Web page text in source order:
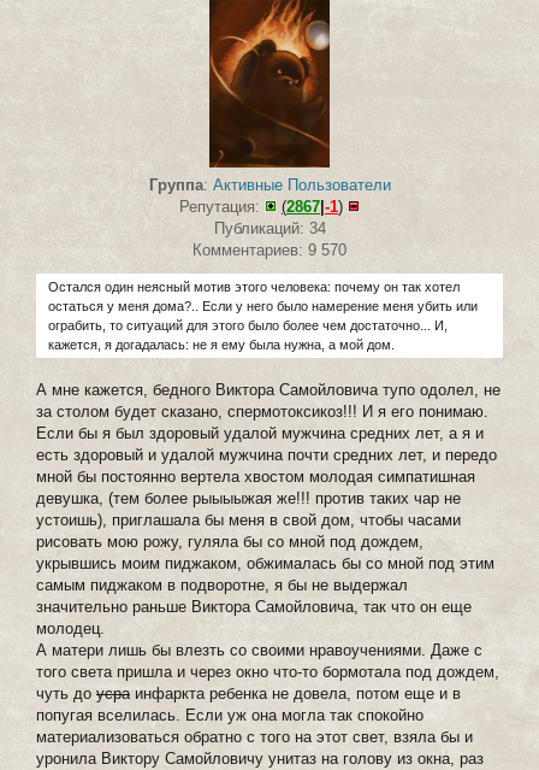
Группа: Активные Пользователи
Репутация:
(2867 -1)
Публикаций: 34
Комментариев: 9 570
Остался один неясный мотив этого человека: почему он так хотел
остаться у меня дома?.. Если у него было намерение меня убить или
ограбить, то ситуаций для этого было более чем достаточно... И,
кажется, я догадалась: не я ему была нужна, а мой дом.
А мне кажется, бедного Виктора Самойловича тупо одолел, не
за столом будет сказано, спермотоксикоз!!! И я его понимаю.
Если бы я был здоровый удалой мужчина средних лет, а я и
есть здоровый и удалой мужчина почти средних лет, и передо
мной бы постоянно вертела хвостом молодая симпатишная
девушка, (тем более рыыыыжая же!!! против таких чар не
устоишь), приглашала бы меня в свой дом, чтобы часами
рисовать мою рожу, гуляла бы со мной под дождем,
укрывшись моим пиджаком, обжималась бы со мной под этим
самым пиджаком в подворотне, я бы не выдержал
значительно раньше Виктора Самойловича, так что он еще
молодец.
А матери лишь бы влезть со своими нравоучениями. Даже с
того света пришла и через окно что-то бормотала под дождем,
чуть до усраинфаркта ребенка не довела, потом еще и в
попугая вселилась. Если уж она могла так спокойно
материализоваться обратно с того на этот свет, взяла бы и
уронила Виктору Самойловичу унитаз на голову из окна, раз